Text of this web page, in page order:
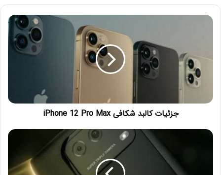
جزئیات کالبد شکافی iPhone 12 Pro Max